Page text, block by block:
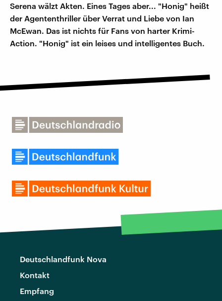
Serena wälzt Akten. Eines Tages aber... "Honig" heißt
der Agententhriller über Verrat und Liebe von Ian
McEwan. Das ist nichts für Fans von harter Krimi-
Action. "Honig" ist ein leises und intelligentes Buch.
Deutschlandfunk Nova
Kontakt
Empfang